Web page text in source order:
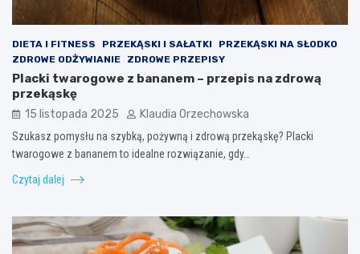
DIETA I FITNESS PRZEKĄSKI I SAŁATKI
PRZEKĄSKI NA SŁODKO
ZDROWE ODŻYWIANIE
ZDROWE PRZEPISY
Placki twarogowe z bananem – przepis na zdrową
przekąskę
15 listopada 2025 Klaudia Orzechowska
Szukasz pomysłu na szybką, pożywną i zdrową przekąskę? Placki
twarogowe z bananem to idealne rozwiązanie, gdy…
Czytaj dalej